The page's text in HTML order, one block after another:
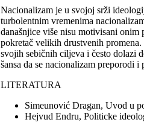
Nacionalizam je u svojoj srži
turbolentnim vremenima
današnjice više nisu motivisani onim
pokretač velikih drustvenih
svojih sebičnih ciljeva i često dolazi
šansa da se nacionalizam preporodi
LITERATURA
Simeunović Dragan, Uvod u
Hejvud Endru, Politicke